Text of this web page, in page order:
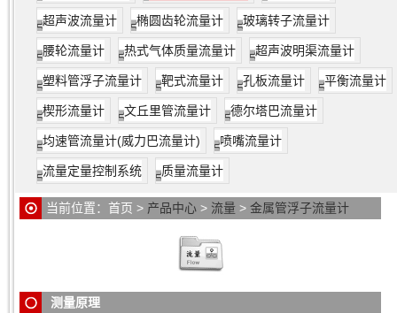
超声波流量计 椭圆齿轮流量计 玻璃转子流量计
腰轮流量计 热式气体质量流量计 超声波明渠流量计
塑料管浮子流量计 靶式流量计 孔板流量计 平衡流量计
楔形流量计 文丘里管流量计 德尔塔巴流量计
均速管流量计(威力巴流量计) 喷嘴流量计
流量定量控制系统 质量流量计
当前位置： 首页 > 产品中心 > 流量 > 金属管浮子流量计
测量原理
金属管浮子流量计浮子在测量管中，随着流量的变化，将浮子
向上移动，在某一位置浮子所受的浮力与浮子重力达到平衡。
此时浮子与孔板(或锥管)间的流通环隙面积保持一定。环隙面积
与浮子的上升高度成正比，即浮子在测量管中上升的位置代表
器，使指示器正确地指示此时的流量值。
金属管浮子流量计采用可变面积式测量原理，适用于测量液
型、夹套型、防爆型。具有0-10mA，4-20mA的标准模拟量信
号输出和现场指示。累积，数字通讯，现场修改测量参数，不
用于，石油、化工、发电、制药、食品、水处理等。复杂，恶